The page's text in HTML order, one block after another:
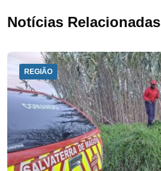
Notícias Relacionadas
REGIÃO